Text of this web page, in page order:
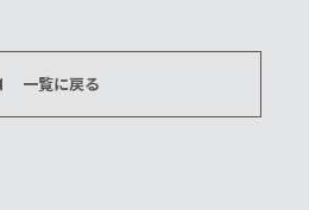
一覧に戻る